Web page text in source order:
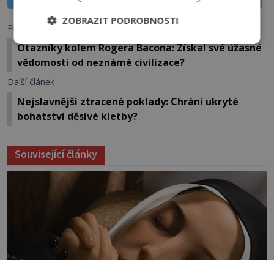
Předchozí článek
Otazníky kolem Rogera Bacona: Získal své úžasné
vědomosti od neznámé civilizace?
Další článek
Nejslavnější ztracené poklady: Chrání ukryté
bohatství děsivé kletby?
Související články
ZOBRAZIT PODROBNOSTI